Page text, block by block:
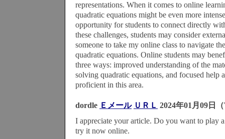
representations. When it comes to online
quadratic equations might be even more
opportunity for students to connect directly
these challenges, students may consider
someone to take my online class to navigate
quadratic equations. Online students may
three ways: improved understanding of the
solving quadratic equations, and focused help
proficient in this area.
dordle Ｅメール ＵＲＬ 2024年01月09日
I appreciate your article. Do you want to play
try it now online.